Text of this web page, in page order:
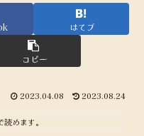
はてブ
コピー
2023.04.08 2023.08.24
読めます。